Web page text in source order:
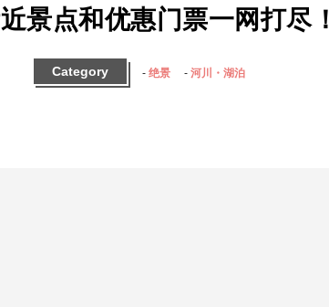
景点和优惠门票一网打尽！
Category 绝景 河川・湖泊